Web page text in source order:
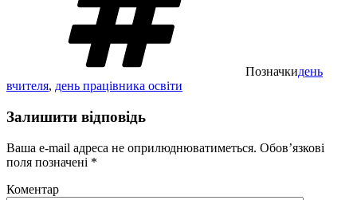
Позначкидень
вчителя, день працівника освіти
Залишити відповідь
Ваша e-mail адреса не оприлюднюватиметься. Обов’язкові
поля позначені *
Коментар